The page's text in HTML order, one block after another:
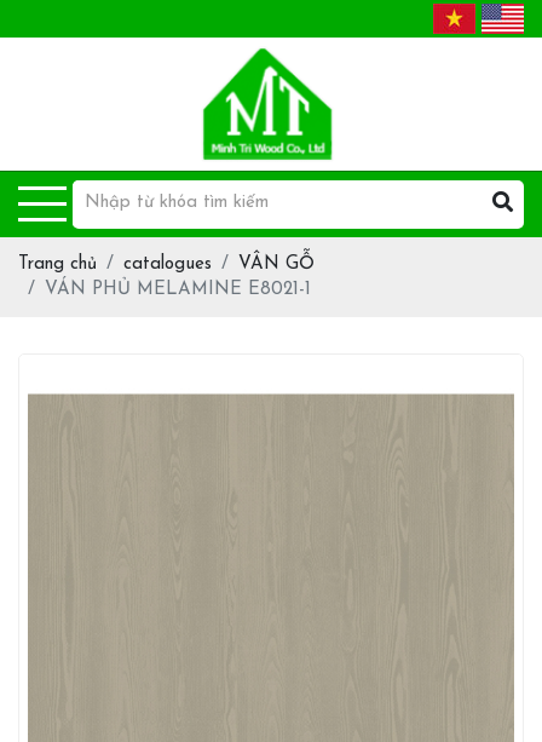
Trang chủ catalogues
VÂN GỖ
VÁN PHỦ MELAMINE E8021-1